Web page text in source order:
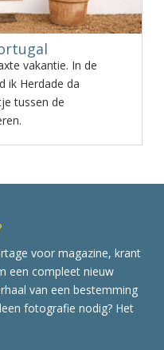
vakantie. In de
ik Herdade da
tussen de
voor magazine, krant
een compleet nieuw
van een bestemming
fotografie nodig? Het